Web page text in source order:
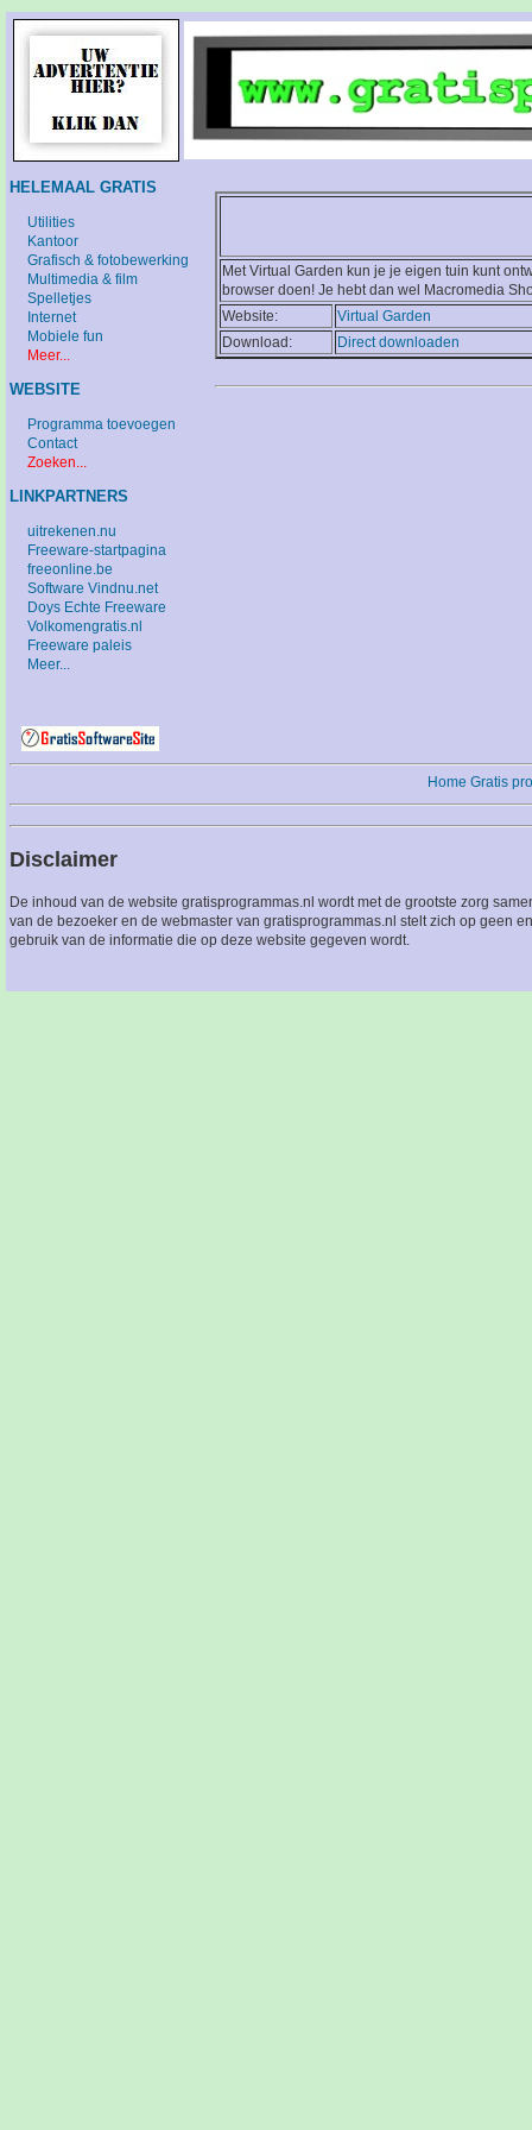
Met Virtual Garden kun je je eigen tuin kunt
browser doen! Je hebt dan wel Macromedia
Website:
Virtual Garden
Download:
Direct downloaden
HELEMAAL GRATIS
Utilities
Kantoor
Grafisch & fotobewerking
Multimedia & film
Spelletjes
Internet
Mobiele fun
Meer...
WEBSITE
Programma toevoegen
Contact
Zoeken...
LINKPARTNERS
uitrekenen.nu
Freeware-startpagina
freeonline.be
Software Vindnu.net
Doys Echte Freeware
Volkomengratis.nl
Freeware paleis
Meer...
Home Gratis
Disclaimer
De inhoud van de website gratisprogrammas.nl wordt met de grootste zorg
van de bezoeker en de webmaster van gratisprogrammas.nl stelt zich op geen
gebruik van de informatie die op deze website gegeven wordt.